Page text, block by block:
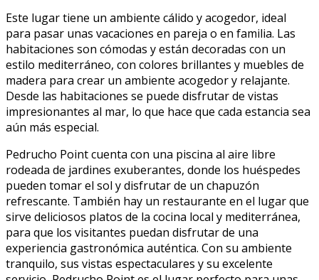
Este lugar tiene un ambiente cálido y acogedor, ideal
para pasar unas vacaciones en pareja o en familia. Las
habitaciones son cómodas y están decoradas con un
estilo mediterráneo, con colores brillantes y muebles de
madera para crear un ambiente acogedor y relajante.
Desde las habitaciones se puede disfrutar de vistas
impresionantes al mar, lo que hace que cada estancia sea
aún más especial.
Pedrucho Point cuenta con una piscina al aire libre
rodeada de jardines exuberantes, donde los huéspedes
pueden tomar el sol y disfrutar de un chapuzón
refrescante. También hay un restaurante en el lugar que
sirve deliciosos platos de la cocina local y mediterránea,
para que los visitantes puedan disfrutar de una
experiencia gastronómica auténtica. Con su ambiente
tranquilo, sus vistas espectaculares y su excelente